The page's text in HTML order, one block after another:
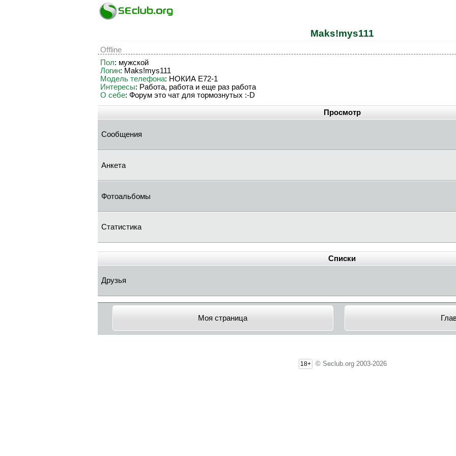
Maks!mys111
Offline
Пол: мужской
Логин: Maks!mys111
Модель телефона: НОКИА E72-1
Интересы: Работа, работа и еще раз работа
О себе: Форум это чат для тормознутых :-D
Просмотр
Сообщения
Анкета
Фотоальбомы
Статистика
Списки
Друзья
Моя страница
18+ © Seclub.org 2003-2026